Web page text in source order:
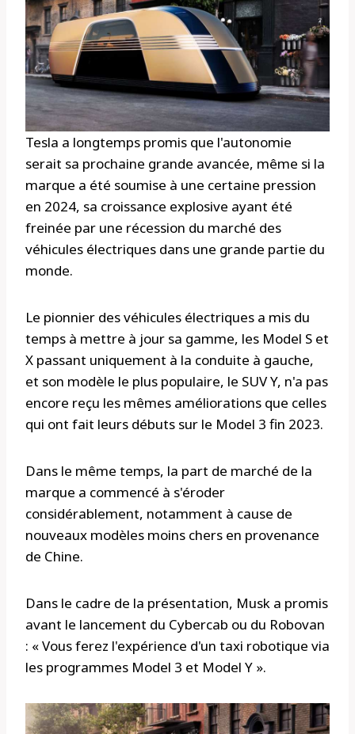
Tesla a longtemps promis que l'autonomie
serait sa prochaine grande avancée, même si la
marque a été soumise à une certaine pression
en 2024, sa croissance explosive ayant été
freinée par une récession du marché des
véhicules électriques dans une grande partie du
monde.
Le pionnier des véhicules électriques a mis du
temps à mettre à jour sa gamme, les Model S et
X passant uniquement à la conduite à gauche,
et son modèle le plus populaire, le SUV Y, n'a pas
encore reçu les mêmes améliorations que celles
qui ont fait leurs débuts sur le Model 3 fin 2023.
Dans le même temps, la part de marché de la
marque a commencé à s'éroder
considérablement, notamment à cause de
nouveaux modèles moins chers en provenance
de Chine.
Dans le cadre de la présentation, Musk a promis
avant le lancement du Cybercab ou du Robovan
: « Vous ferez l'expérience d'un taxi robotique via
les programmes Model 3 et Model Y ».